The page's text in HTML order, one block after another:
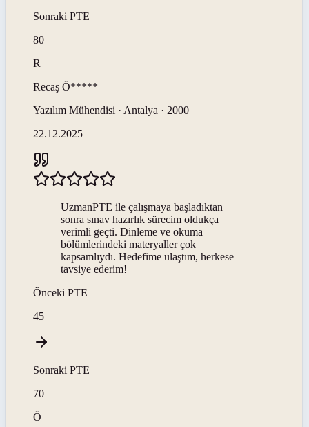
Sonraki PTE
80
R
Recaş Ö*****
Yazılım Mühendisi · Antalya · 2000
22.12.2025
UzmanPTE ile çalışmaya başladıktan
sonra sınav hazırlık sürecim oldukça
verimli geçti. Dinleme ve okuma
bölümlerindeki materyaller çok
kapsamlıydı. Hedefime ulaştım, herkese
tavsiye ederim!
Önceki PTE
45
Sonraki PTE
70
Ö